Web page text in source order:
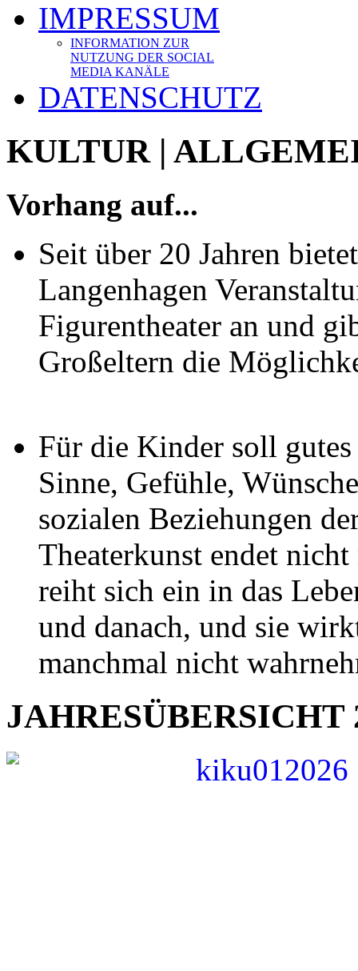
IMPRESSUM
INFORMATION ZUR
NUTZUNG DER SOCIAL
MEDIA KANÄLE
DATENSCHUTZ
KULTUR |
Vorhang auf...
Seit über 20 Jahren
Langenhagen
Figurentheater an und
Großeltern die
Für die Kinder soll
Sinne, Gefühle,
sozialen Beziehungen
Theaterkunst endet
reiht sich ein in das
und danach, und sie
manchmal nicht
JAHRESÜBERSICHT